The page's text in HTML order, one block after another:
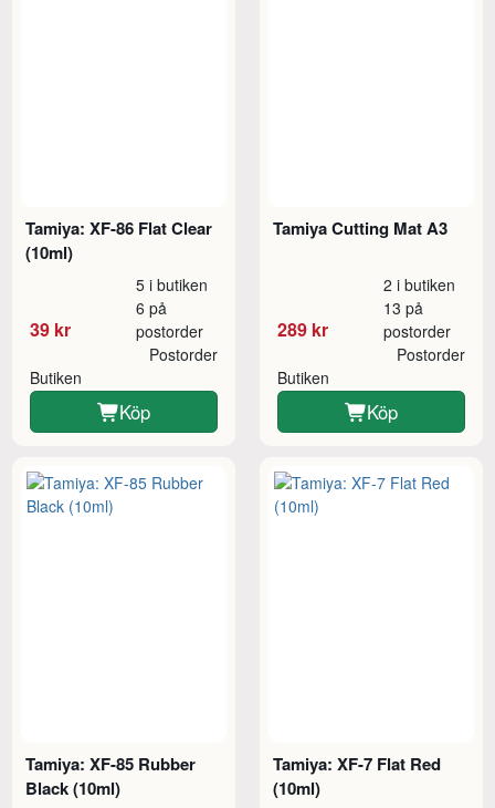
Tamiya: XF-86 Flat Clear
(10ml)
39 kr
5 i butiken
6 på
postorder
Butiken
Postorder
Köp
Tamiya Cutting Mat A3
289 kr
2 i butiken
13 på
postorder
Butiken
Postorder
Köp
Tamiya: XF-85 Rubber
Black (10ml)
Tamiya: XF-7 Flat Red
(10ml)